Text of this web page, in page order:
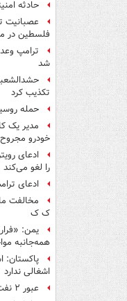
حادثه
عصبانیت
فلسطین در
ترامپ
شد
تکذیب کرد
حمله روسیه به ۳ کشتی باری
مدیر یک
خودرو
ادعای
را لغو می‌کند
ادعای
مخالفت
ک ک
یمن:
همه‌جانبه‌
پاکستان:
اشغالی ندارد
عبور ۲ نفت‌کش پاکستانی از تنگه باب‌المندب